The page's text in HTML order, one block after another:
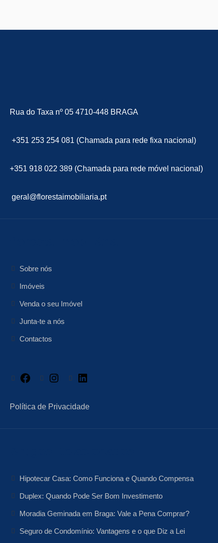
Rua do Taxa nº 05 4710-448 BRAGA
+351 253 254 081 (Chamada para rede fixa nacional)
+351 918 022 389 (Chamada para rede móvel nacional)
geral@florestaimobiliaria.pt
Sobre nós
Imóveis
Venda o seu Imóvel
Junta-te a nós
Contactos
Facebook Instagram
Política de Privacidade
Hipotecar Casa: Como Funciona e Quando Compensa
Duplex: Quando Pode Ser Bom Investimento
Moradia Geminada em Braga: Vale a Pena Comprar?
Seguro de Condomínio: Vantagens e o que Diz a Lei